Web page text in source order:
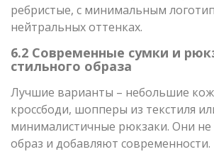
ребристые, с минимальным
нейтральных оттенках.
6.2 Современные сумки и
стильного образа
Лучшие варианты – небольшие
кроссбоди, шопперы из текстиля
минималистичные рюкзаки. Они
образ и добавляют современности.